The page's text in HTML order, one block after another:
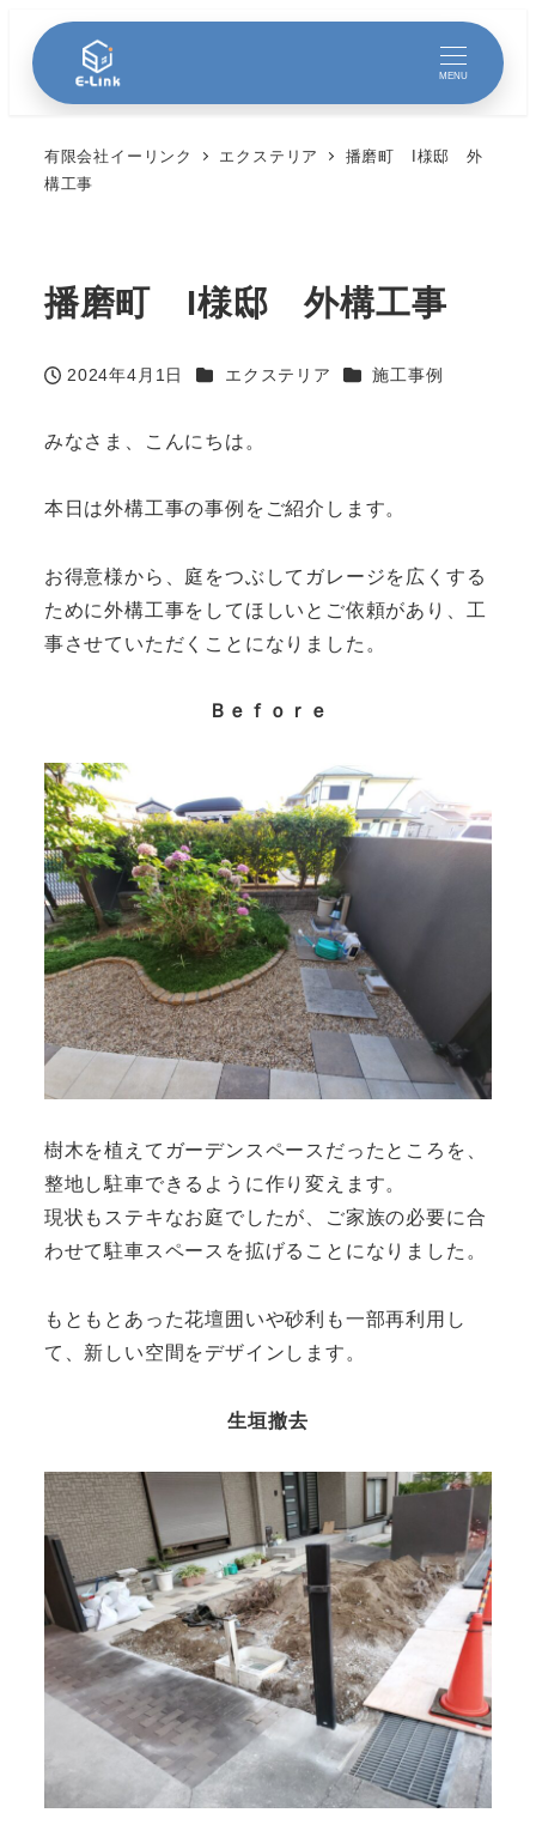
MENU
有限会社イーリンク エクステリア
播磨町 I様邸 外
構工事
播磨町 I様邸 外構工事
投稿日
2024年4月1日 カテゴリー
エクステリア カテゴリー
施工事例
みなさま、こんにちは。
本日は外構工事の事例をご紹介します。
お得意様から、庭をつぶしてガレージを広くする
ために外構工事をしてほしいとご依頼があり、工
事させていただくことになりました。
Ｂｅｆｏｒｅ
樹木を植えてガーデンスペースだったところを、
整地し駐車できるように作り変えます。
現状もステキなお庭でしたが、ご家族の必要に合
わせて駐車スペースを拡げることになりました。
もともとあった花壇囲いや砂利も一部再利用し
て、新しい空間をデザインします。
生垣撤去